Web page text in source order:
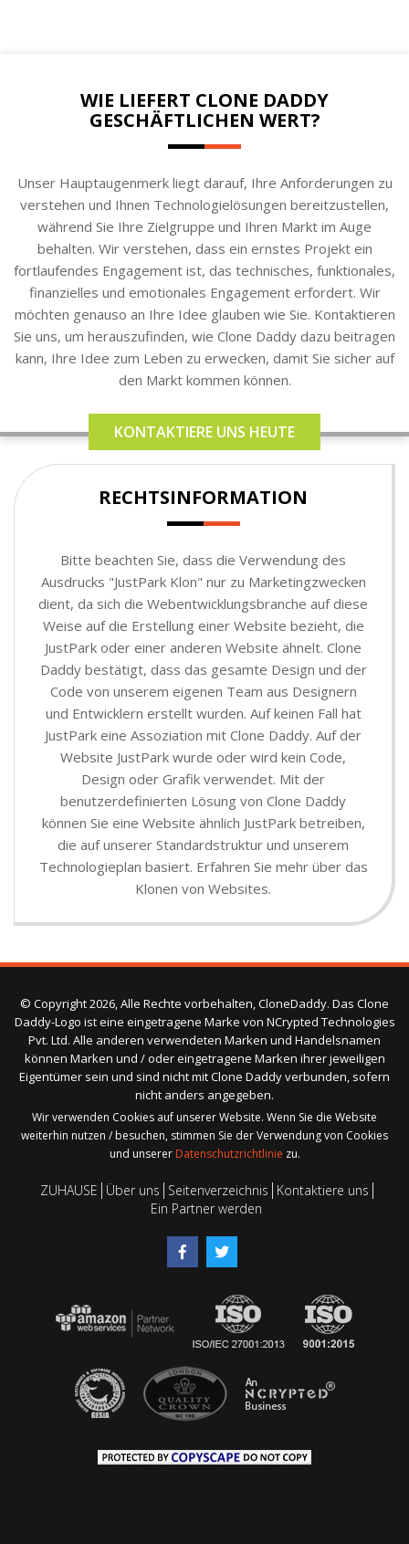
WIE LIEFERT CLONE DADDY
GESCHÄFTLICHEN WERT?
Unser Hauptaugenmerk liegt darauf, Ihre Anforderungen zu
verstehen und Ihnen Technologielösungen bereitzustellen,
während Sie Ihre Zielgruppe und Ihren Markt im Auge
behalten. Wir verstehen, dass ein ernstes Projekt ein
fortlaufendes Engagement ist, das technisches, funktionales,
finanzielles und emotionales Engagement erfordert. Wir
möchten genauso an Ihre Idee glauben wie Sie. Kontaktieren
Sie uns, um herauszufinden, wie Clone Daddy dazu beitragen
kann, Ihre Idee zum Leben zu erwecken, damit Sie sicher auf
den Markt kommen können.
KONTAKTIERE UNS HEUTE
RECHTSINFORMATION
Bitte beachten Sie, dass die Verwendung des
Ausdrucks "JustPark Klon" nur zu Marketingzwecken
dient, da sich die Webentwicklungsbranche auf diese
Weise auf die Erstellung einer Website bezieht, die
JustPark oder einer anderen Website ähnelt. Clone
Daddy bestätigt, dass das gesamte Design und der
Code von unserem eigenen Team aus Designern
und Entwicklern erstellt wurden. Auf keinen Fall hat
JustPark eine Assoziation mit Clone Daddy. Auf der
Website JustPark wurde oder wird kein Code,
Design oder Grafik verwendet. Mit der
benutzerdefinierten Lösung von Clone Daddy
können Sie eine Website ähnlich JustPark betreiben,
die auf unserer Standardstruktur und unserem
Technologieplan basiert. Erfahren Sie mehr über das
Klonen von Websites.
© Copyright 2026, Alle Rechte vorbehalten, CloneDaddy. Das Clone
Daddy-Logo ist eine eingetragene Marke von NCrypted Technologies
Pvt. Ltd. Alle anderen verwendeten Marken und Handelsnamen
können Marken und / oder eingetragene Marken ihrer jeweiligen
Eigentümer sein und sind nicht mit Clone Daddy verbunden, sofern
nicht anders angegeben.
Wir verwenden Cookies auf unserer Website. Wenn Sie die Website
weiterhin nutzen / besuchen, stimmen Sie der Verwendung von Cookies
und unserer Datenschutzrichtlinie zu.
ZUHAUSE Über uns Seitenverzeichnis Kontaktiere uns
Ein Partner werden